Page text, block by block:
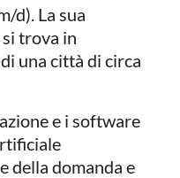
d). La sua
trova in
una città di circa
e i software
della domanda e